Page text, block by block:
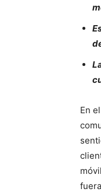
En